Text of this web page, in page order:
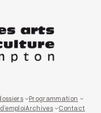
Programmation
Archives Contact